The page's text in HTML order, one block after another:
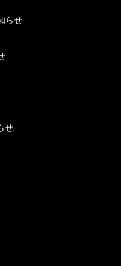
らせ
せ